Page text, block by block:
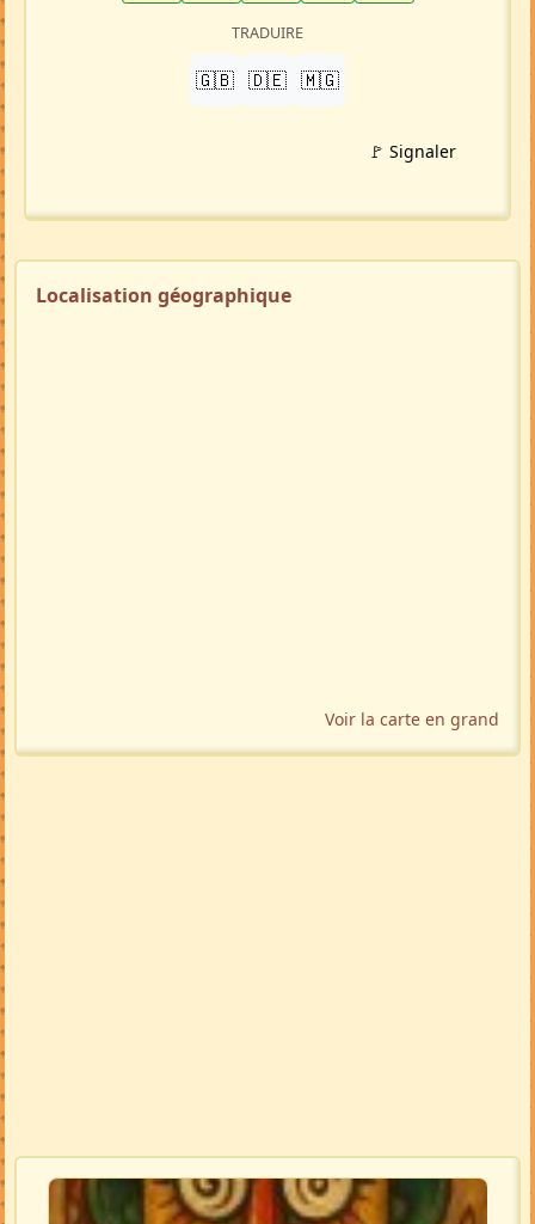
TRADUIRE
🇬🇧 🇩🇪 🇲🇬
🚩 Signaler
Localisation géographique
Voir la carte en grand